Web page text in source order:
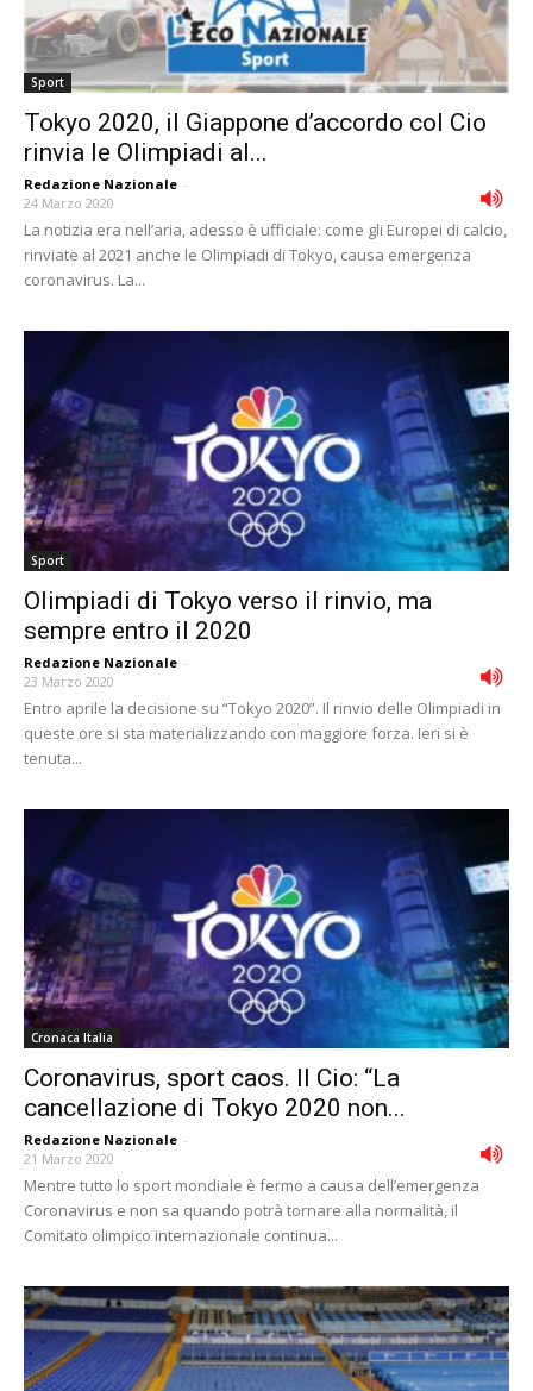
Sport
Tokyo 2020, il Giappone d’accordo col Cio
rinvia le Olimpiadi al...
Redazione Nazionale -
24 Marzo 2020
La notizia era nell’aria, adesso è ufficiale: come gli Europei di calcio,
rinviate al 2021 anche le Olimpiadi di Tokyo, causa emergenza
coronavirus. La...
Sport
Olimpiadi di Tokyo verso il rinvio, ma
sempre entro il 2020
Redazione Nazionale -
23 Marzo 2020
Entro aprile la decisione su “Tokyo 2020”. Il rinvio delle Olimpiadi in
queste ore si sta materializzando con maggiore forza. Ieri si è
tenuta...
Cronaca Italia
Coronavirus, sport caos. Il Cio: “La
cancellazione di Tokyo 2020 non...
Redazione Nazionale -
21 Marzo 2020
Mentre tutto lo sport mondiale è fermo a causa dell’emergenza
Coronavirus e non sa quando potrà tornare alla normalità, il
Comitato olimpico internazionale continua...